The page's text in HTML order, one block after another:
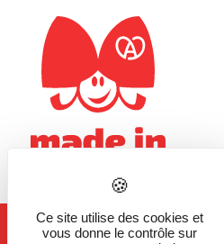
Ce site utilise des cookies et
vous donne le contrôle sur